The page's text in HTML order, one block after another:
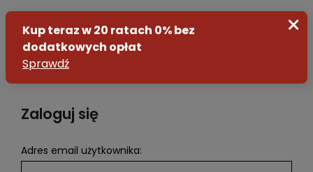
Załóż konto
Zaloguj się
Adres email użytkownika: